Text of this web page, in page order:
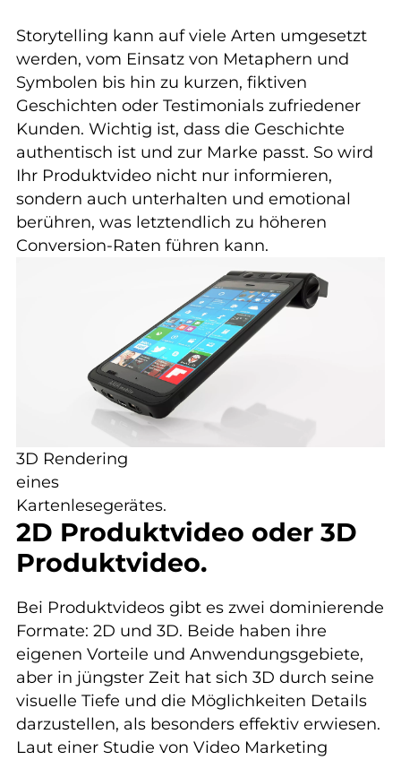
Storytelling kann auf viele Arten umgesetzt
werden, vom Einsatz von Metaphern und
Symbolen bis hin zu kurzen, fiktiven
Geschichten oder Testimonials zufriedener
Kunden. Wichtig ist, dass die Geschichte
authentisch ist und zur Marke passt. So wird
Ihr Produktvideo nicht nur informieren,
sondern auch unterhalten und emotional
berühren, was letztendlich zu höheren
Conversion-Raten führen kann.
3D Rendering
eines
Kartenlesegerätes.
2D Produktvideo oder 3D
Produktvideo.
Bei Produktvideos gibt es zwei dominierende
Formate: 2D und 3D. Beide haben ihre
eigenen Vorteile und Anwendungsgebiete,
aber in jüngster Zeit hat sich 3D durch seine
visuelle Tiefe und die Möglichkeiten Details
darzustellen, als besonders effektiv erwiesen.
Laut einer Studie von Video Marketing